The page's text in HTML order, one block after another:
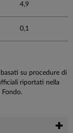
4,9
0,1
su procedure di
riportati nella
Fondo.